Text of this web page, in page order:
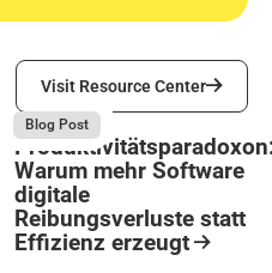
Visit Resource Center
Visit Resource Center
August 4, 2026
Blog Post
Das
Warum mehr Software
digitale
Reibungsverluste statt
Effizienz erzeugt